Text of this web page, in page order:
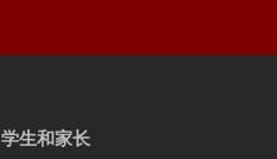
学生和家长